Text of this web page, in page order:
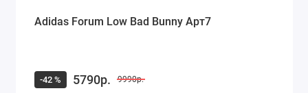
Adidas Forum Low Bad Bunny Арт7
-42 % 5790р. 9990р.